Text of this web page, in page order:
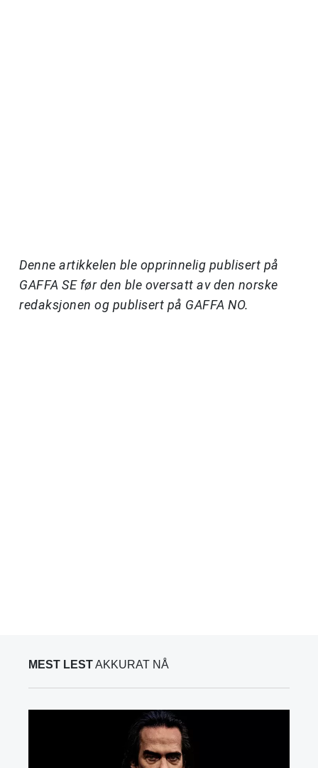
Denne artikkelen ble opprinnelig publisert på
GAFFA SE før den ble oversatt av den norske
redaksjonen og publisert på GAFFA NO.
MEST LESTAKKURAT NÅ